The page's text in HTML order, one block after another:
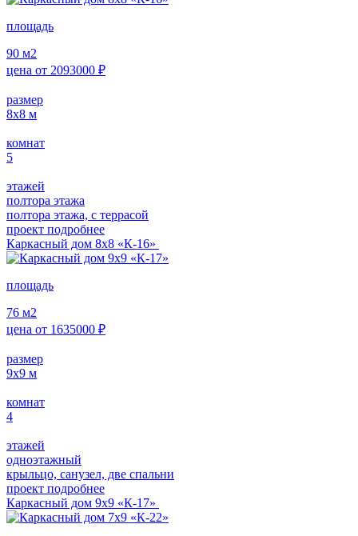
площадь
90 м2
цена от 2093000 ₽
размер
8х8 м
комнат
5
этажей
полтора этажа
полтора этажа, с террасой
проект подробнее
Каркасный дом 8х8 «К-16»
площадь
76 м2
цена от 1635000 ₽
размер
9х9 м
комнат
4
этажей
одноэтажный
крыльцо, санузел, две спальни
проект подробнее
Каркасный дом 9х9 «К-17»